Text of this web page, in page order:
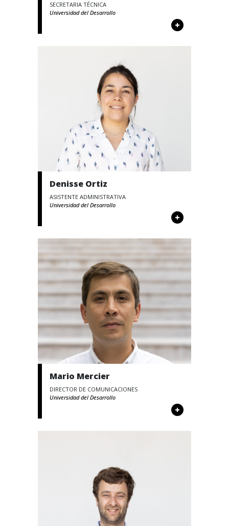
SECRETARIA TÉCNICA
Universidad del Desarrollo
+
Denisse Ortiz
ASISTENTE ADMINISTRATIVA
Universidad del Desarrollo
+
Mario Mercier
DIRECTOR DE COMUNICACIONES
Universidad del Desarrollo
+